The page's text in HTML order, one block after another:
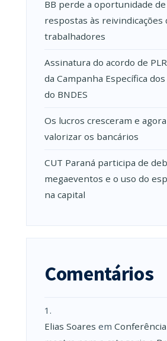
BB perde a oportunidade
respostas às reivindicações
trabalhadores
Assinatura do acordo de
da Campanha Específica
do BNDES
Os lucros cresceram e
valorizar os bancários
CUT Paraná participa de
megaeventos e o uso do
na capital
Comentários
Elias Soares em